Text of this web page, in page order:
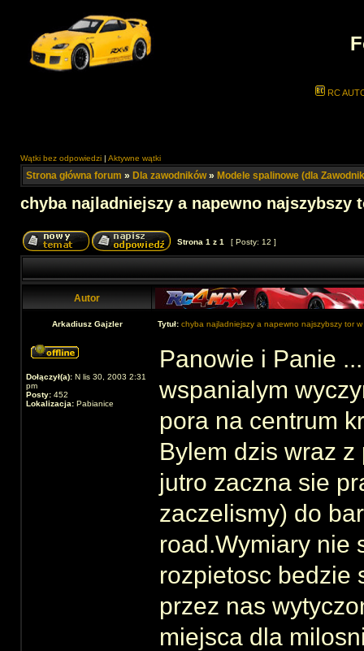
RC
Wątki bez odpowiedzi | Aktywne wątki
Strona główna forum » Dla zawodników» Modele spalinowe (dla
chyba najladniejszy a napewno najszybszy
Strona 1 z 1 [ Posty: 12 ]
Autor
Arkadiusz Gajzler Tytuł: chyba najladniejszy a napewno najszybszy tor w
Dołączył(a): N lis 30, 2003 2:31
pm
Posty: 452
Lokalizacja: Pabianice
Panowie i Panie
wspanialym
pora na centrum
Bylem dzis wraz
jutro zaczna sie
zaczelismy) do
road.Wymiary nie
rozpietosc bedzie
przez nas
miejsca dla